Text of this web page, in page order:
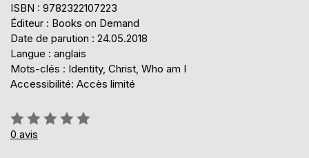
ISBN : 9782322107223
Éditeur : Books on Demand
Date de parution : 24.05.2018
Langue : anglais
Mots-clés : Identity, Christ, Who am I
Accessibilité: Accès limité
Évaluation:
0%
0 avis